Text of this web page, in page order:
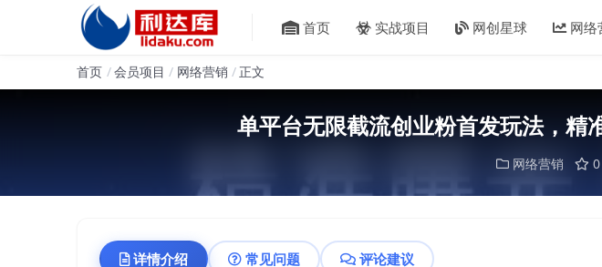
首页 实战项目 网创星球 网络
首页 会员项目 网络营销 正文
单平台无限截流创业粉首发玩法，精
网络营销 0
详情介绍 常见问题 评论建议